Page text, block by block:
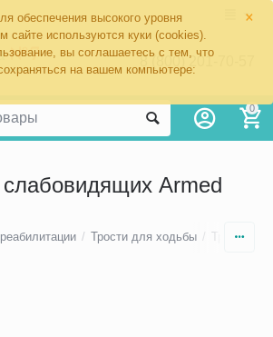
×
обеспечения высокого уровня
сайте используются куки (cookies).
вы соглашаетесь с тем, что
на вашем компьютере:
8 (800) 201-70-57
0
Armed
/ Трости для ходьбы / Трости